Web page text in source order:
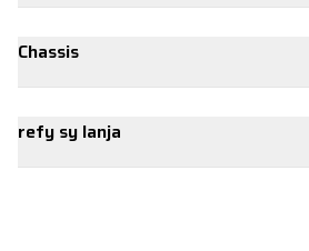
Chassis
refy sy lanja